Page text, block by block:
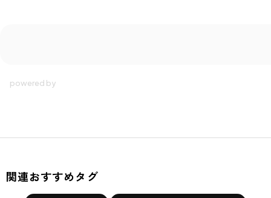
デリケートなベビーの肌にピッタリの素材です。
関連おすすめタグ